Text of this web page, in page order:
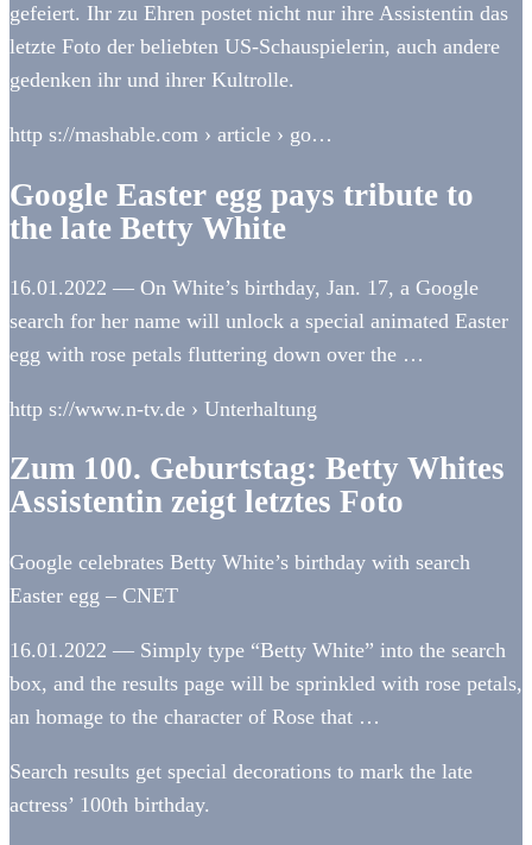
gefeiert. Ihr zu Ehren postet nicht nur ihre Assistentin das
letzte Foto der beliebten US-Schauspielerin, auch andere
gedenken ihr und ihrer Kultrolle.
http s://mashable.com › article › go…
Google Easter egg pays tribute to
the late Betty White
16.01.2022 — On White’s birthday, Jan. 17, a Google
search for her name will unlock a special animated Easter
egg with rose petals fluttering down over the …
http s://www.n-tv.de › Unterhaltung
Zum 100. Geburtstag: Betty Whites
Assistentin zeigt letztes Foto
Google celebrates Betty White’s birthday with search
Easter egg – CNET
16.01.2022 — Simply type “Betty White” into the search
box, and the results page will be sprinkled with rose petals,
an homage to the character of Rose that …
Search results get special decorations to mark the late
actress’ 100th birthday.